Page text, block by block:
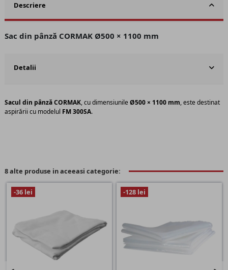
Descriere
Sac din pânză CORMAK Ø500 × 1100 mm
Detalii
Sacul din pânză CORMAK, cu dimensiunileØ500 × 1100 mm, este destinat
aspirării cu modelul FM 300SA.
8 alte produse in aceeasi categorie:
-36 lei -128 lei